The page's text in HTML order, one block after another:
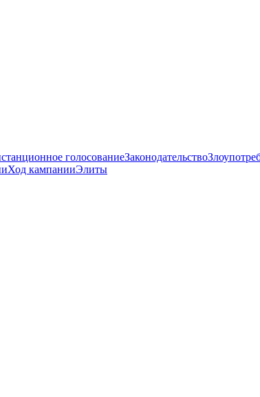
голосованиеЗаконодательство
Ход кампанииЭлиты